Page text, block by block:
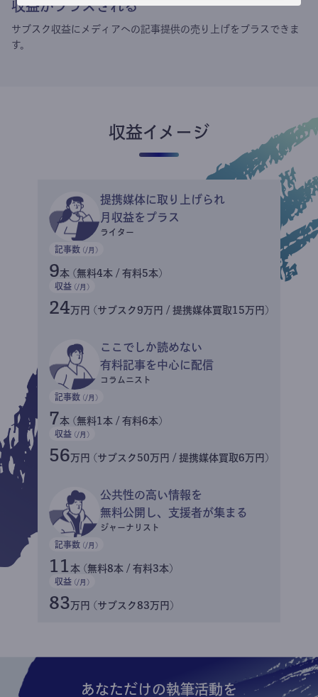
収益がプラスされる
サブスク収益にメディアへの記事提供の売り上げをプラスできま
す。
収益イメージ
提携媒体に取り上げられ
月収益をプラス
ライター
記事数 (/月)
9本 (無料4本 / 有料5本)
収益 (/月)
24万円 (サブスク9万円 / 提携媒体買取15万円)
ここでしか読めない
有料記事を中心に配信
コラムニスト
記事数 (/月)
7本 (無料1本 / 有料6本)
収益 (/月)
56万円 (サブスク50万円 / 提携媒体買取6万円)
公共性の高い情報を
無料公開し、支援者が集まる
ジャーナリスト
記事数 (/月)
11 本 (無料8本 / 有料3本)
収益 (/月)
83万円 (サブスク83万円)
あなただけの執筆活動を